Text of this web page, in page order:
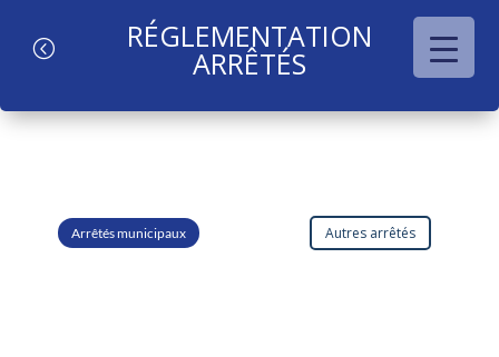
RÉGLEMENTATION
ARRÊTÉS
Arrêtés municipaux Autres arrêtés